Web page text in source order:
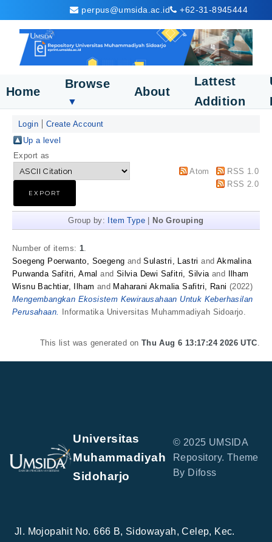
perpus@umsida.ac.id +62-31-8945444
Home
Browse
▼
About
Lattest
Addition
Login
Create Account
Up a level
Export as
Atom
RSS 1.0
RSS 2.0
Group by: Item Type No Grouping
Number of items: 1.
Soegeng Poerwanto, Soegeng andSulastri, Lastri and Akmalina
Purwanda Safitri, Amal and Silvia Dewi Safitri, Silviaand
Ilham
Wisnu Bachtiar, Ilham and Maharani Akmalia Safitri, Rani (2022)
Mengembangkan Ekosistem Kewirausahaan Untuk Keberhasilan
Perusahaan.
Informatika Universitas Muhammadiyah Sidoarjo.
This list was generated on Thu Aug 6 13:17:24 2026 UTC.
Universitas
Muhammadiyah
Sidoharjo
© 2025 UMSIDA
Repository. Theme
By Difoss
Jl. Mojopahit No. 666 B, Sidowayah, Celep, Kec.